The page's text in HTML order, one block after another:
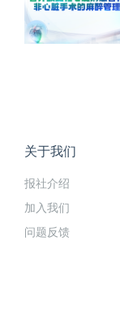
关于我们
报社介绍
加入我们
问题反馈